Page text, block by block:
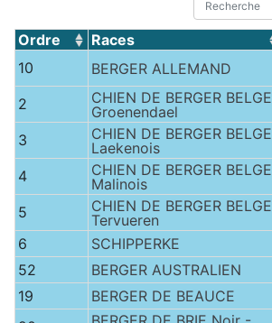
Ordre Races
10
BERGER ALLEMAND
2
CHIEN DE BERGER BELGE
Groenendael
3
CHIEN DE BERGER BELGE
Laekenois
4
CHIEN DE BERGER BELGE
Malinois
5
CHIEN DE BERGER BELGE
Tervueren
6 SCHIPPERKE
52 BERGER AUSTRALIEN
19 BERGER DE BEAUCE